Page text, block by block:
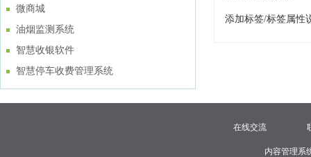
微商城
油烟监测系统
智慧收银软件
智慧停车收费管理系统
添加标签/标签属性
在线交流
内容管理系